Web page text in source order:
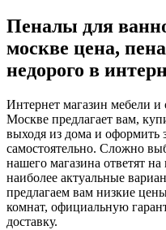
Пеналы для
москве цена,
недорого в
Интернет магазин мебели и
Москве предлагает вам,
выходя из дома и оформить
самостоятельно. Сложно
нашего магазина ответят
наиболее актуальные
предлагаем вам низкие
комнат, официальную
доставку.